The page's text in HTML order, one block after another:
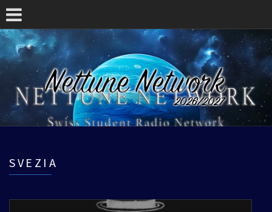
SVEZIA